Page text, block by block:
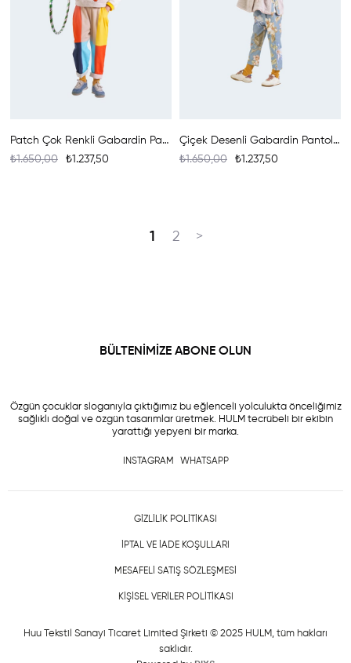
Patch Çok Renkli Gabardin Pantolon
₺1.237,50
₺1.650,00
Çiçek Desenli Gabardin Pantolon
₺1.237,50
₺1.650,00
1 2 >
BÜLTENİMİZE ABONE OLUN
Özgün çocuklar sloganıyla çıktığımız bu eğlenceli yolculukta önceliğimiz
sağlıklı doğal ve özgün tasarımlar üretmek. HULM tecrübeli bir ekibin
yarattığı yepyeni bir marka.
INSTAGRAM WHATSAPP
GİZLİLİK POLİTİKASI
İPTAL VE İADE KOŞULLARI
MESAFELİ SATIŞ SÖZLEŞMESİ
KİŞİSEL VERİLER POLİTİKASI
Huu Tekstil Sanayi Ticaret Limited Şirketi © 2025 HULM , tüm hakları
saklıdır.